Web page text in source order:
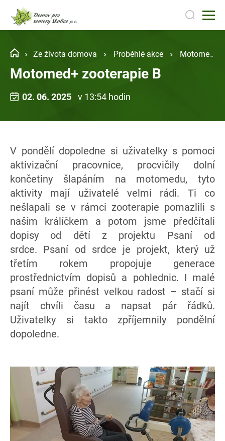
Ze života domova Proběhlé akce Motomed+ zooterapie B
Motomed+ zooterapie B
02. 06. 2025 v 13:54 hodin
V pondělí dopoledne si uživatelky s pomoci
aktivizační pracovnice, procvičily dolní
končetiny šlapáním na motomedu, tyto
aktivity mají uživatelé velmi rádi. Ti co
nešlapali se v rámci zooterapie pomazlili s
naším králíčkem a potom jsme předčítali
dopisy od dětí z projektu Psaní od
srdce. Psaní od srdce je projekt, který už
třetím rokem propojuje generace
prostřednictvím dopisů a pohlednic. I malé
psaní může přinést velkou radost – stačí si
najít chvíli času a napsat pár řádků.
Uživatelky si takto zpříjemnily pondělní
dopoledne.